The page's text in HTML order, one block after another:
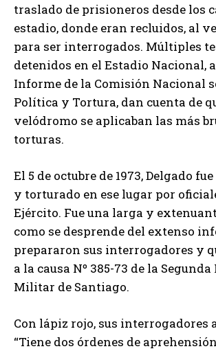
traslado de prisioneros desde los
estadio, donde eran recluidos, al
para ser interrogados. Múltiples
detenidos en el Estadio Nacional,
Informe de la Comisión Nacional
Política y Tortura, dan cuenta de
velódromo se aplicaban las más
torturas.
El 5 de octubre de 1973, Delgado
y torturado en ese lugar por
Ejército. Fue una larga y
como se desprende del extenso
prepararon sus interrogadores y
a la causa Nº 385-73 de la
Militar de Santiago.
Con lápiz rojo, sus interrogadores
“Tiene dos órdenes de